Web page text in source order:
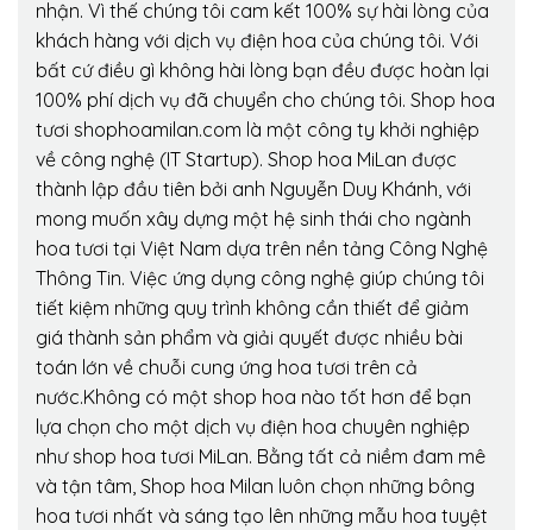
nhận. Vì thế chúng tôi cam kết 100% sự hài lòng của
khách hàng với dịch vụ điện hoa của chúng tôi. Với
bất cứ điều gì không hài lòng bạn đều được hoàn lại
100% phí dịch vụ đã chuyển cho chúng tôi. Shop hoa
tươi shophoamilan.com là một công ty khởi nghiệp
về công nghệ (IT Startup). Shop hoa MiLan được
thành lập đầu tiên bởi anh Nguyễn Duy Khánh, với
mong muốn xây dựng một hệ sinh thái cho ngành
hoa tươi tại Việt Nam dựa trên nền tảng Công Nghệ
Thông Tin. Việc ứng dụng công nghệ giúp chúng tôi
tiết kiệm những quy trình không cần thiết để giảm
giá thành sản phẩm và giải quyết được nhiều bài
toán lớn về chuỗi cung ứng hoa tươi trên cả
nước.Không có một shop hoa nào tốt hơn để bạn
lựa chọn cho một dịch vụ điện hoa chuyên nghiệp
như shop hoa tươi MiLan. Bằng tất cả niềm đam mê
và tận tâm, Shop hoa Milan luôn chọn những bông
hoa tươi nhất và sáng tạo lên những mẫu hoa tuyệt